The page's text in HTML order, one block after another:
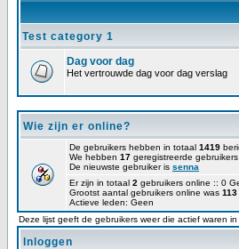
Test category 1
Dag voor dag
Het vertrouwde dag voor dag verslag
Wie zijn er online?
De gebruikers hebben in totaal 1419
We hebben 17 geregistreerde gebruikers
De nieuwste gebruiker is senna
Er zijn in totaal 2 gebruikers online :: 0
Grootst aantal gebruikers online was 113
Actieve leden: Geen
Deze lijst geeft de gebruikers weer die actief waren
Inloggen